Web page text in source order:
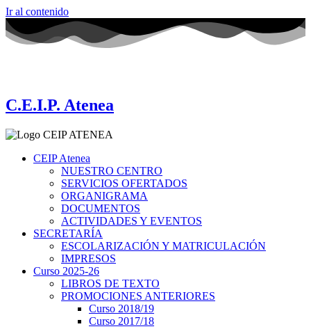
Ir al contenido
C.E.I.P. Atenea
CEIP Atenea
NUESTRO CENTRO
SERVICIOS OFERTADOS
ORGANIGRAMA
DOCUMENTOS
ACTIVIDADES Y EVENTOS
SECRETARÍA
ESCOLARIZACIÓN Y MATRICULACIÓN
IMPRESOS
Curso 2025-26
LIBROS DE TEXTO
PROMOCIONES ANTERIORES
Curso 2018/19
Curso 2017/18